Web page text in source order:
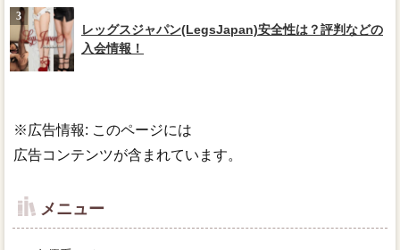
レッグスジャパン(LegsJapan)安全性は？評判などの
入会情報！
※広告情報: このページには
広告コンテンツが含まれています。
メニュー